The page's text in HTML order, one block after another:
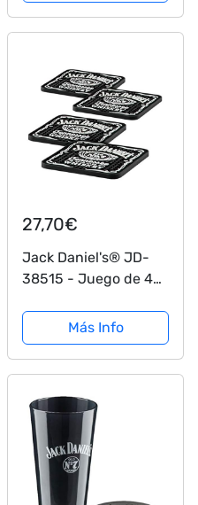
27,70€
Jack Daniel's® JD-
38515 - Juego de 4
PVC
Más Info